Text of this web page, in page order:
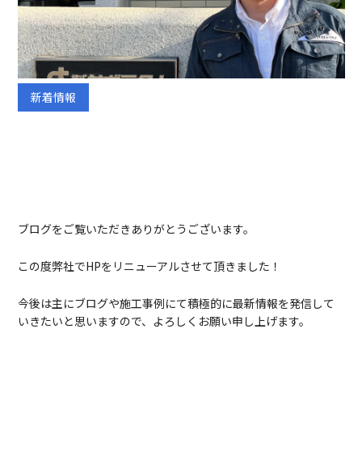
新着情報
ブログをご覧いただきありがとうございます。
この度弊社でHPをリニューアルさせて頂きました！
今後は主にブログや施工事例にて積極的に最新情報を発信して
いきたいと思いますので、よろしくお願い申し上げます。